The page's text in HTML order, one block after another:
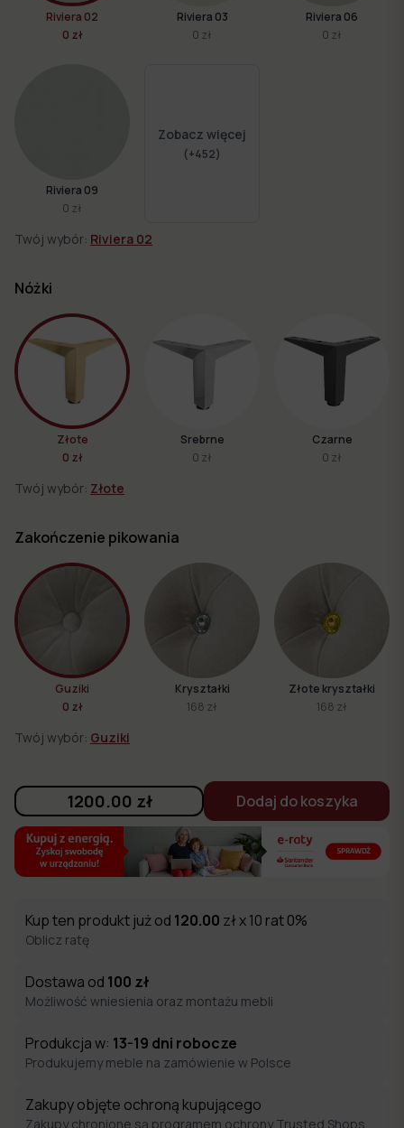
Riviera 02
0 zł
Riviera 03
0 zł
Riviera 06
0 zł
Riviera 09
0 zł
Zobacz więcej
(+452)
Twój wybór: Riviera 02
Nóżki
Złote
0 zł
Srebrne
0 zł
Czarne
0 zł
Twój wybór: Złote
Zakończenie pikowania
Guziki
0 zł
Kryształki
168 zł
Złote kryształki
168 zł
Twój wybór: Guziki
1200.00 zł Dodaj do koszyka
Kup ten produkt już od 120.00 zł x 10 rat 0%
Oblicz ratę
Dostawa od 100 zł
Możliwość wniesienia oraz montażu mebli
Produkcja w: 13-19 dni robocze
Produkujemy meble na zamówienie w Polsce
Zakupy objęte ochroną kupującego
Zakupy chronione są programem ochrony Trusted Shops